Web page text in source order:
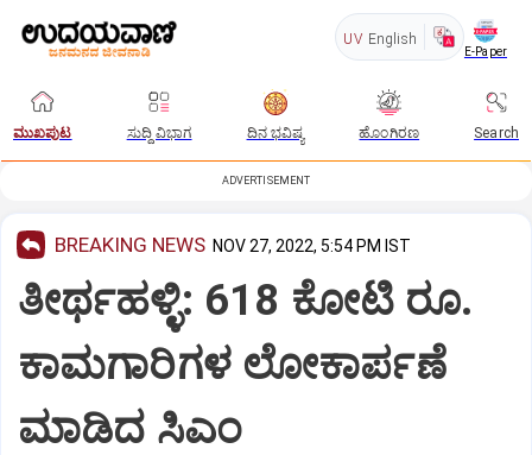
UV English
E-Paper
ಮುಖಪುಟ ಸುದ್ದಿ ವಿಭಾಗ ದಿನ ಭವಿಷ್ಯ ಹೊಂಗಿರಣ Search
ADVERTISEMENT
BREAKING NEWS NOV 27, 2022, 5:54 PM IST
ತೀರ್ಥಹಳ್ಳಿ: 618 ಕೋಟಿ ರೂ.
ಕಾಮಗಾರಿಗಳ ಲೋಕಾರ್ಪಣೆ
ಮಾಡಿದ ಸಿಎಂ